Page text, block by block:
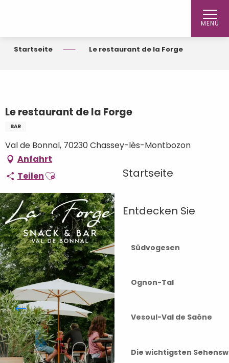
MENÜ
Startseite
Entdecken Sie
Südvogesen
Ognon-Tal
Vesoul-Val de Saône
Die wichtigsten
Startseite Le restaurant de la Forge
Le restaurant de la Forge
BAR
Val de Bonnal, 70230 Chassey-lès-Montbozon
Anfahrt
TeilenAjouter aux favoris